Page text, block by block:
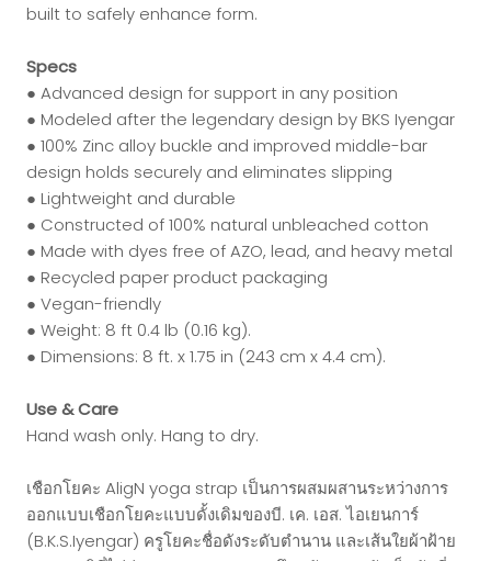
built to safely enhance form.
Specs
● Advanced design for support in any position
● Modeled after the legendary design by BKS Iyengar
● 100% Zinc alloy buckle and improved middle-bar
design holds securely and eliminates slipping
● Lightweight and durable
● Constructed of 100% natural unbleached cotton
● Made with dyes free of AZO, lead, and heavy metal
● Recycled paper product packaging
● Vegan-friendly
● Weight: 8 ft 0.4 lb (0.16 kg).
● Dimensions: 8 ft. x 1.75 in (243 cm x 4.4 cm).
Use & Care
Hand wash only. Hang to dry.
เชือกโยคะ AligN yoga strap เป็นการผสมผสานระหว่างการ
ออกแบบเชือกโยคะแบบดั้งเดิมของบี. เค. เอส. ไอเยนการ์
(B.K.S.Iyengar) ครูโยคะชื่อดังระดับตำนาน และเส้นใยผ้าฝ้าย